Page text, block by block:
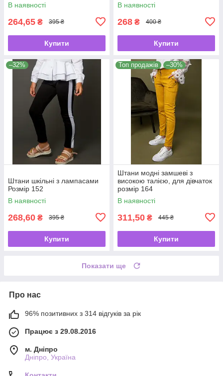
В наявності
264,65 ₴ 395 ₴
Купити
В наявності
268 ₴ 400 ₴
Купити
–32%
Штани шкільні з лампасами
Розмір 152
В наявності
268,60 ₴ 395 ₴
Купити
Топ продажів –30%
Штани модні замшеві з
високою талією, для дівчаток
розмір 164
В наявності
311,50 ₴ 445 ₴
Купити
Показати ще
Про нас
96% позитивних з 314 відгуків за рік
Працює з 29.08.2016
м. Дніпро
Дніпро, Україна